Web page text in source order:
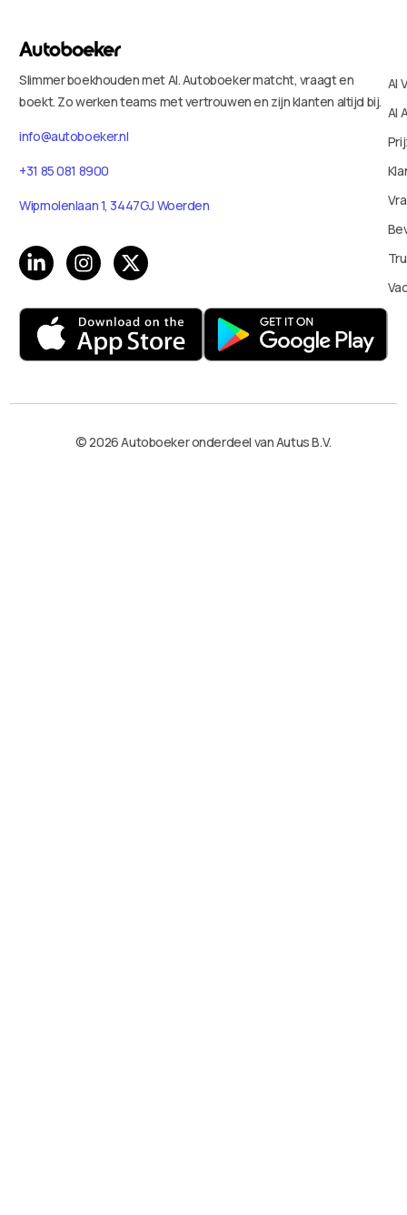
Slimmer boekhouden met AI. Autoboeker matcht, vraagt en
boekt. Zo werken teams met vertrouwen en zijn klanten altijd bij.
info@autoboeker.nl
+31 85 081 8900
Wipmolenlaan 1, 3447GJ Woerden
AI
AI
© 2026 Autoboeker onderdeel van Autus B.V.